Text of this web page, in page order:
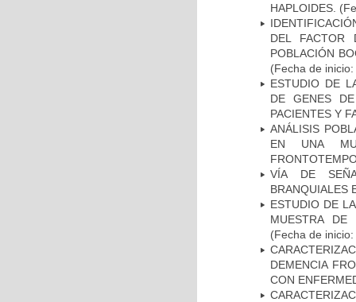
HAPLOIDES.
DEL FACTOR
POBLACIÓN
(Fecha de
ESTUDIO DE
DE GENES
PACIENTES Y
ANÁLISIS
EN UNA
VÍA DE
BRANQUIALES
ESTUDIO DE
MUESTRA DE
(Fecha de
DEMENCIA
CON